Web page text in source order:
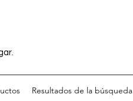
Resultados de la búsqueda